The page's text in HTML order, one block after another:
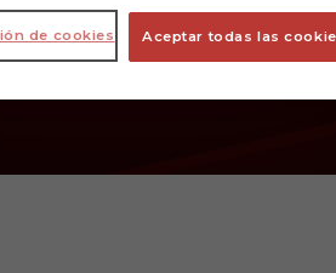
Aceptar todas las
de cookies